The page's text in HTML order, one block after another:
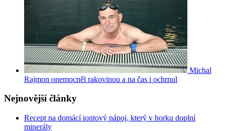
Michal
Rajmon onemocněl rakovinou a na čas i ochrnul
Nejnovější články
Recept na domácí iontový nápoj, který v horku doplní
minerály